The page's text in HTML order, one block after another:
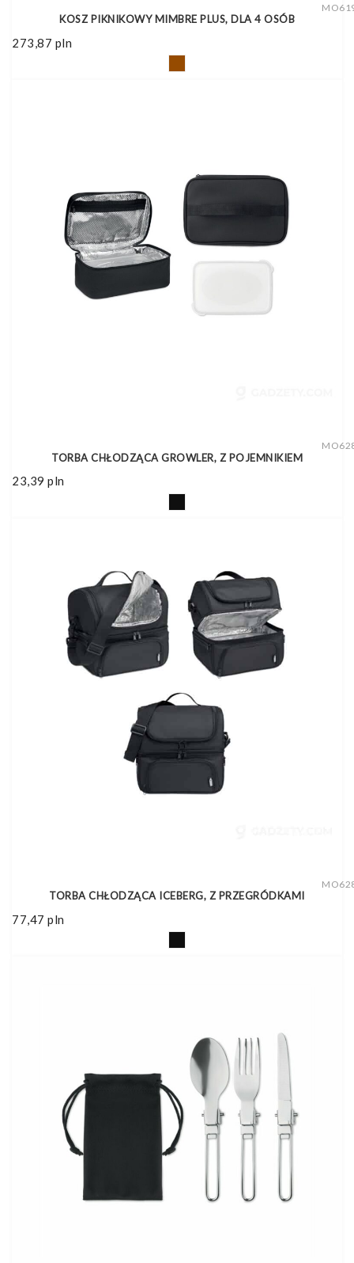
KOSZ PIKNIKOWY MIMBRE PLUS, DLA 4 OSÓB
273,87 pln
TORBA CHŁODZĄCA GROWLER, Z POJEMNIKIEM
23,39 pln
TORBA CHŁODZĄCA ICEBERG, Z PRZEGRÓDKAMI
77,47 pln